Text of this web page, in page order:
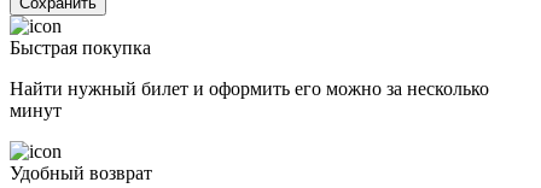
Быстрая покупка
Найти нужный билет и оформить его можно за несколько
минут
Удобный возврат